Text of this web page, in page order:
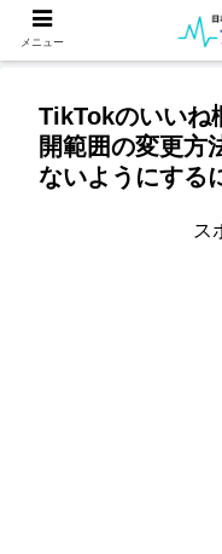
TikTokのいいね
開範囲の変更方
ないようにする
ス
メニュー